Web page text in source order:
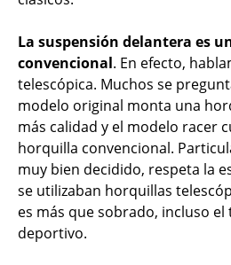
La suspensión delantera es
convencional. En efecto,
telescópica. Muchos se
modelo original monta una
más calidad y el modelo racer
horquilla convencional.
muy bien decidido, respeta la
se utilizaban horquillas
es más que sobrado, incluso
deportivo.